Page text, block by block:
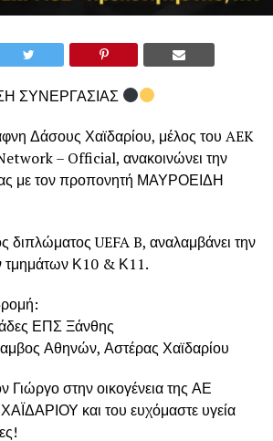
ΣΥΝΕΡΓΑΣΙΑΣ
Δάσους Χαϊδαρίου, μέλος του AEK
– Official, ανακοινώνει την
με τον προπονητή ΜΑΥΡΟΕΙΔΗ
διπλώματος UEFA B, αναλαμβάνει την
τμημάτων Κ10 & Κ11.
ΕΠΣ Ξάνθης
Αθηνών, Αστέρας Χαϊδαρίου
Γιώργο στην οικογένεια της ΑΕ
και του ευχόμαστε υγεία